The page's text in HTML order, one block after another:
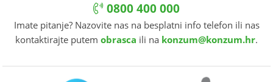
0800 400 000
Imate pitanje? Nazovite nas na besplatni info telefon ili nas
kontaktirajte putem obrasca ili na konzum@konzum.hr.